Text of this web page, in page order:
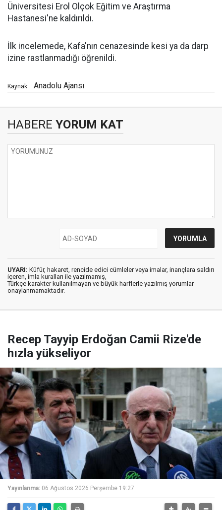
Üniversitesi Erol Olçok Eğitim ve Araştırma
Hastanesi'ne kaldırıldı.
İlk incelemede, Kafa'nın cenazesinde kesi ya da darp
izine rastlanmadığı öğrenildi.
Kaynak: Anadolu Ajansı
HABERE YORUM KAT
UYARI: Küfür, hakaret, rencide edici cümleler veya imalar, inançlara saldırı
içeren, imla kuralları ile yazılmamış,
Türkçe karakter kullanılmayan ve büyük harflerle yazılmış yorumlar
onaylanmamaktadır.
Recep Tayyip Erdoğan Camii Rize'de
hızla yükseliyor
Yayınlanma: 06 Ağustos 2026 Perşembe 19:27